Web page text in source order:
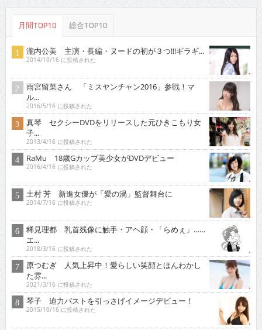
月間TOP10 総合TOP10
瀧内公美 主演・長編・ヌードの初が３つ!!!ギラギ...
2014/10/16 に投稿された
雨宮留菜さん 「ミスヤンチャン2016」参戦！マ
ル...
2016/5/16 に投稿された
真琴 セクシーDVDをリリースした元ひきこもり女
子...
2013/4/16 に投稿された
RaMu 18歳Gカップ美少女がDVDデビュー
2016/4/16 に投稿された
土村 芳 新進女優が「愛の渦」監督舞台に
2014/7/16 に投稿された
稀見理都 乳首残像に触手・アヘ顔・「らめぇ」……
エ...
2018/3/16 に投稿された
原つむぎ 人気上昇中！愛らしい笑顔とほんわかし
た雰...
2021/3/16 に投稿された
琴子 迫力バストを引っさげイメージデビュー！
2015/10/16 に投稿された